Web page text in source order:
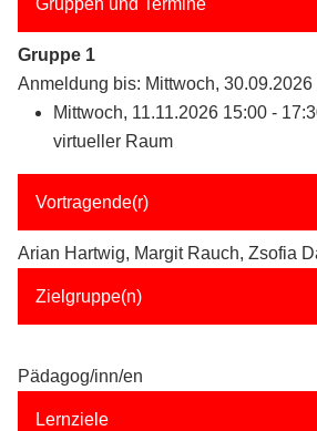
Gruppen und Termine
Gruppe 1
Anmeldung bis: Mittwoch, 30.09.2026
Mittwoch, 11.11.2026 15:00 -
virtueller Raum
Vortragende(r)
Arian Hartwig, Margit Rauch, Zsofia
Zielgruppe(n)
Pädagog/inn/en
Lernziele